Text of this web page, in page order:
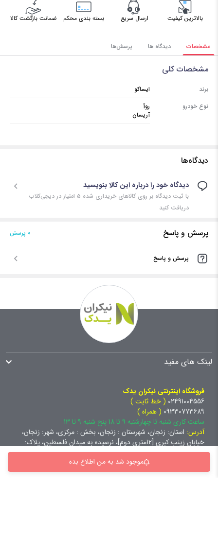
بالاترین کیفیت ارسال سریع بسته بندی محکم ضمانت بازگشت کالا
مشخصات دیدگاه ها پرسش‌ها
مشخصات کلی
برند
ایساکو
نوع خودرو
روآ
آریسان
دیدگاه‌ها
دیدگاه خود را درباره این کالا بنویسید
با ثبت دیدگاه بر روی کالاهای خریداری شده ۵ امتیاز در دیجی‌کلاب
دریافت کنید
پرسش و پاسخ 0 پرسش‌
پرسش و پاسخ
موجود شد به من اطلاع بده
لینک های مفید
فروشگاه اینترنتی نیکران یدک
02491004556 ( خط ثابت )
09330773689 ( همراه )
ساعت کاری شنبه تا چهارشنبه 9 تا 18 پنج شنبه 9 تا 13
آدرس: استان: زنجان، شهرستان : زنجان، بخش : مرکزی، شهر: زنجان،
خیابان زینب کبری [12متری دوم]، نرسیده به میدان فلسطین، پلاک:
92.0، طبقه: همکف،